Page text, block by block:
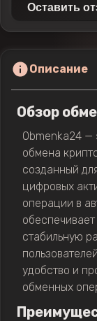
Оставить
Описание
Обзор
Obmenka24 —
обмена
созданный
цифровых
операции в
стабильную
удобство и
обменных